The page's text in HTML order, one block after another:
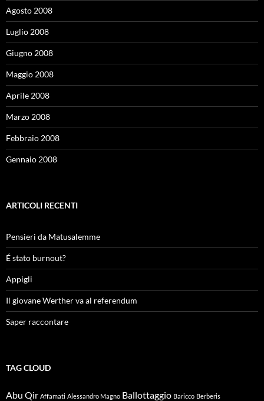
Agosto 2008
Luglio 2008
Giugno 2008
Maggio 2008
Aprile 2008
Marzo 2008
Febbraio 2008
Gennaio 2008
ARTICOLI RECENTI
Pensieri da Matusalemme
É stato burnout?
Appigli
Il giovane Werther va al referendum
Saper raccontare
TAG CLOUD
Abu Qir Affamati Alessandro Magno Ballottaggio Baricco Berberis